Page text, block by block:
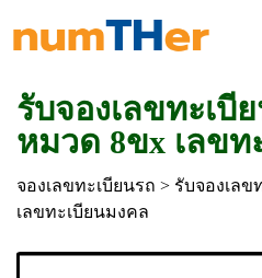
รับจองเลขทะเบี
หมวด 8ขx เลขท
จองเลขทะเบียนรถ > รับจองเลข
เลขทะเบียนมงคล